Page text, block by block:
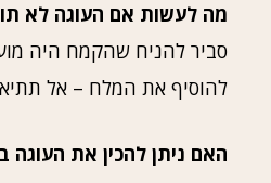
מה לעשות אם העוגה לא
סביר להניח שהקמח היה
להוסיף את המלח – אל
האם ניתן להכין את